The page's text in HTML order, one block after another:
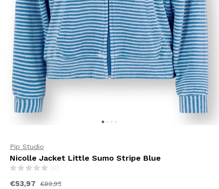
Pip Studio
Nicolle Jacket Little Sumo Stripe Blue
(0)
€53,97
€89,95